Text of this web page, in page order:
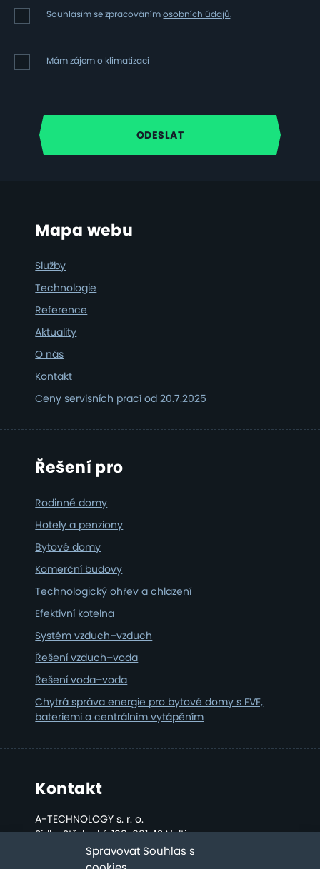
Spravovat Souhlas s
Souhlasím
se
Souhlasím se zpracovánímosobních údajů.
Mám
zájem
Mám zájem o klimatizaci
Footer
Mapa webu
Služby
Technologie
Reference
Aktuality
O nás
Kontakt
Ceny servisních prací od 20.7.2025
Řešení pro
Rodinné domy
Hotely a penziony
Bytové domy
Komerční budovy
Technologický ohřev a chlazení
Efektivní kotelna
Systém vzduch–vzduch
Řešení vzduch–voda
Řešení voda–voda
Chytrá správa energie pro bytové domy s FVE,
bateriemi a centrálním vytápěním
Kontakt
A-TECHNOLOGY s. r. o.
Sídlo: Střelecká 108, 691 42 Valtice
Kancelář a sklad: Bratislavská 2808, Břeclav